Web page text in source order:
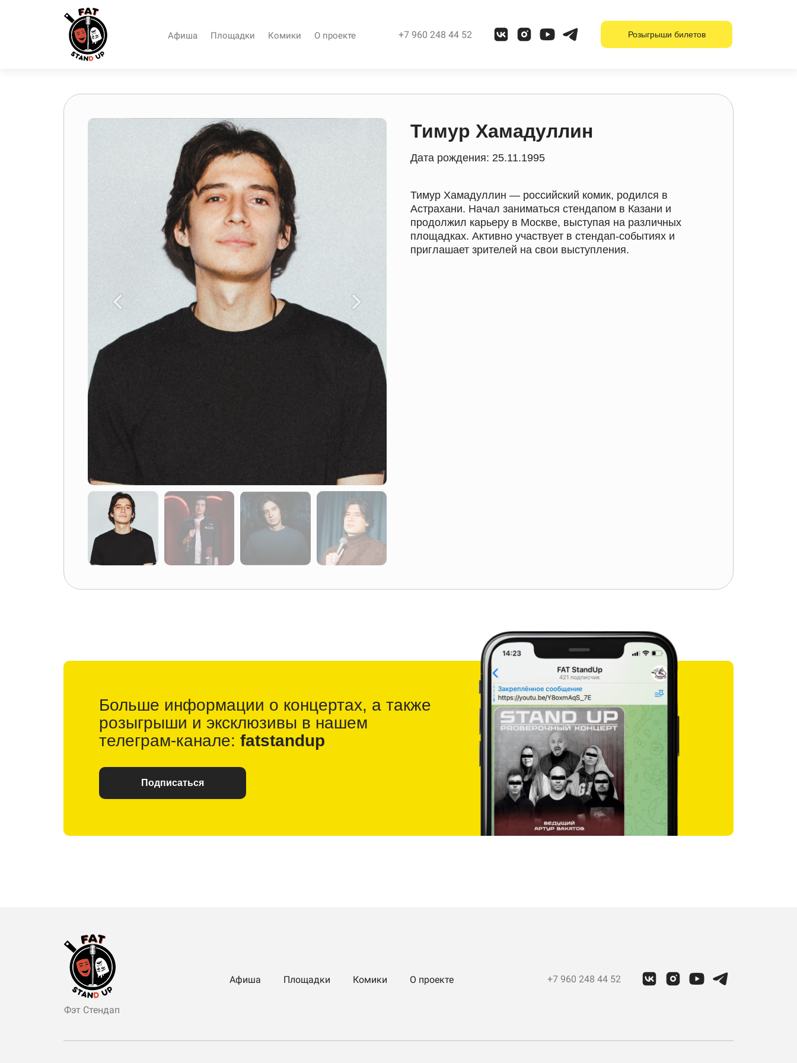
Афиша Площадки Комики О проекте +7 960 248 44 52 Розыгрыши билетов
Тимур Хамадуллин
Дата рождения: 25.11.1995
Тимур Хамадуллин — российский комик, родился в
Астрахани. Начал заниматься стендапом в Казани и
продолжил карьеру в Москве, выступая на различных
площадках. Активно участвует в стендап-событиях и
приглашает зрителей на свои выступления.
Больше информации о концертах, а также
розыгрыши и эксклюзивы в нашем
телеграм-канале: fatstandup
Подписаться
Фэт Стендап
Афиша Площадки Комики О проекте +7 960 248 44 52